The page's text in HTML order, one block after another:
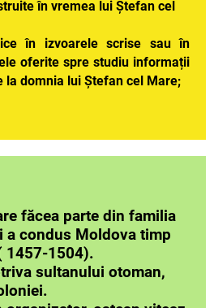
în vremea lui Ștefan cel
în izvoarele scrise sau în
oferite spre studiu informații
la domnia lui Ștefan cel Mare;
făcea parte din familia
a condus Moldova timp
1457-1504).
sultanului otoman,